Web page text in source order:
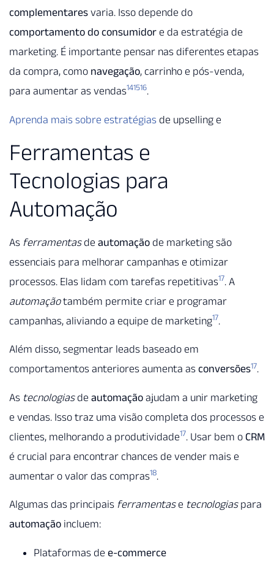
complementares varia. Isso depende do
comportamento do consumidor e da estratégia de
marketing. É importante pensar nas diferentes etapas
da compra, como navegação, carrinho e pós-venda,
para aumentar as vendas141516.
Aprenda mais sobre estratégias de upselling e
Ferramentas e
Tecnologias para
Automação
As ferramentasde automação de marketing são
essenciais para melhorar campanhas e otimizar
processos. Elas lidam com tarefas repetitivas17. A
automaçãotambém permite criar e programar
campanhas, aliviando a equipe de marketing17.
Além disso, segmentar leads baseado em
comportamentos anteriores aumenta as conversões17.
As tecnologiasde automação ajudam a unir marketing
e vendas. Isso traz uma visão completa dos processos e
clientes, melhorando a produtividade17. Usar bem o CRM
é crucial para encontrar chances de vender mais e
aumentar o valor das compras18.
Algumas das principais ferramentase tecnologiaspara
automação incluem:
Plataformas de e-commerce